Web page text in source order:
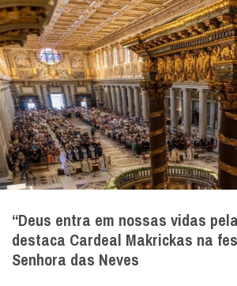
“Deus entra em nossas vidas
destaca Cardeal Makrickas na
Senhora das Neves